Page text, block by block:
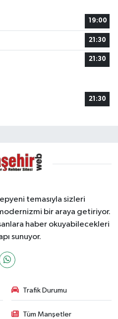
19:00
21:30
21:30
21:30
temasıyla sizleri
bir araya getiriyor.
haber okuyabilecekleri
sunuyor.
Trafik Durumu
Tüm Manşetler